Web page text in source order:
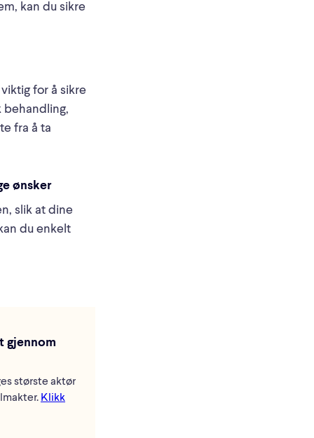
kan du sikre
for å sikre
behandling,
fra å ta
ønsker
slik at dine
du enkelt
gjennom
største aktør
Klikk